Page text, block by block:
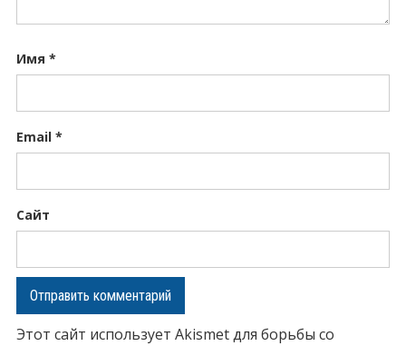
Имя *
Email *
Сайт
Этот сайт использует Akismet для борьбы со